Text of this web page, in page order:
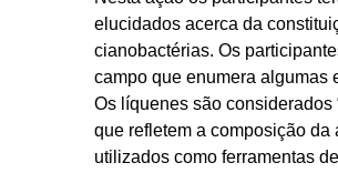
elucidados acerca da
cianobactérias. Os
campo que enumera algumas
Os líquenes são considerados
que refletem a composição
utilizados como ferramentas